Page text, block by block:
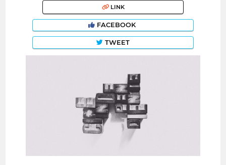
LINK
FACEBOOK
TWEET